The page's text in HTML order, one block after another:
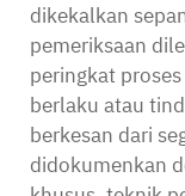
dikekalkan
pemeriksaan
peringkat
berlaku atau
berkesan dari
didokumenkan